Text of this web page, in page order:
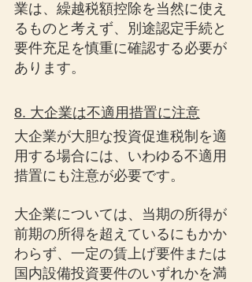
業は、繰越税額控除を当然に使え
るものと考えず、別途認定手続と
要件充足を慎重に確認する必要が
あります。
8. 大企業は不適用措置に注意
大企業が大胆な投資促進税制を適
用する場合には、いわゆる不適用
措置にも注意が必要です。
大企業については、当期の所得が
前期の所得を超えているにもかか
わらず、一定の賃上げ要件または
国内設備投資要件のいずれかを満